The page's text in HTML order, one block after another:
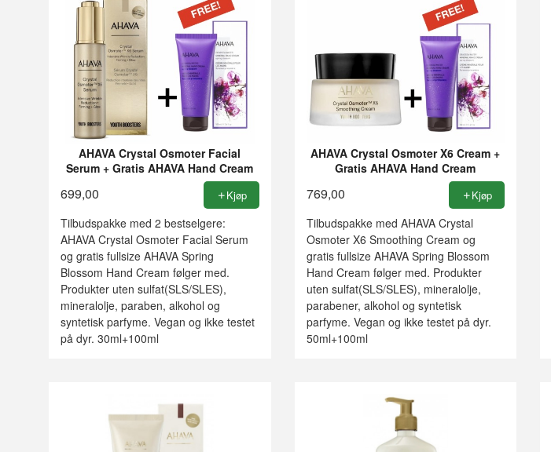
AHAVA Crystal Osmoter Facial
Serum + Gratis AHAVA Hand Cream
699,00 Kjøp
Tilbudspakke med 2 bestselgere:
AHAVA Crystal Osmoter Facial Serum
og gratis fullsize AHAVA Spring
Blossom Hand Cream følger med.
Produkter uten sulfat(SLS/SLES),
mineralolje, paraben, alkohol og
syntetisk parfyme. Vegan og ikke testet
på dyr. 30ml+100ml
AHAVA Crystal Osmoter X6 Cream +
Gratis AHAVA Hand Cream
769,00 Kjøp
Tilbudspakke med AHAVA Crystal
Osmoter X6 Smoothing Cream og
gratis fullsize AHAVA Spring Blossom
Hand Cream følger med. Produkter
uten sulfat(SLS/SLES), mineralolje,
parabener, alkohol og syntetisk
parfyme. Vegan og ikke testet på dyr.
50ml+100ml